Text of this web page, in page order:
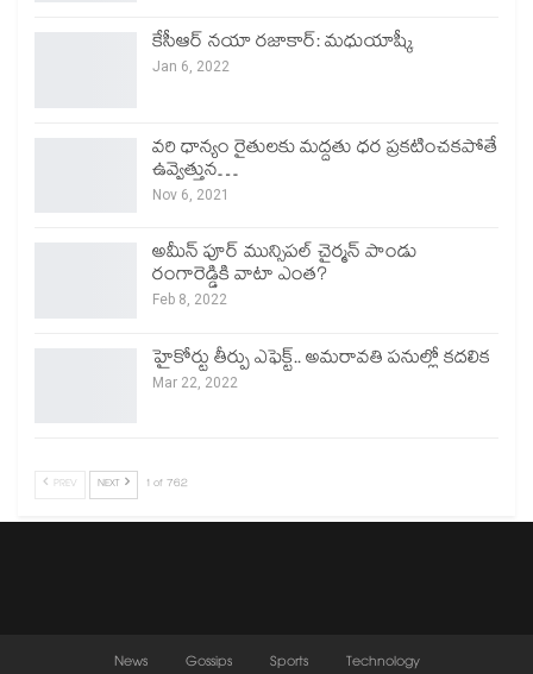
కేసీఆర్ నయా రజాకార్: మధుయాష్కీ
Jan 6, 2022
వరి ధాన్యం రైతులకు మద్దతు ధర ప్రకటించకపోతే
ఉవ్వెత్తున…
Nov 6, 2021
అమీన్ పూర్ మున్సిపల్ చైర్మన్ పాండు
రంగారెడ్డికి వాటా ఎంత?
Feb 8, 2022
హైకోర్టు తీర్పు ఎఫెక్ట్.. అమరావతి పనుల్లో కదలిక
Mar 22, 2022
PREV NEXT 1 of 762
News Gossips Sports Technology